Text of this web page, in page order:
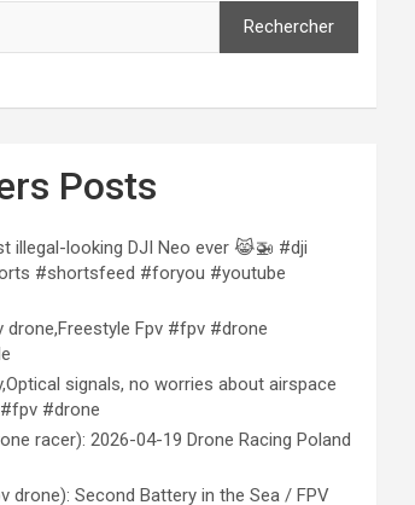
Rechercher
Posts
illegal-looking DJI Neo ever 😹🚁 #dji
#shortsfeed #foryou #youtube
drone,Freestyle Fpv #fpv #drone
signals, no worries about airspace
#drone
racer): 2026-04-19 Drone Racing Poland
drone): Second Battery in the Sea / FPV